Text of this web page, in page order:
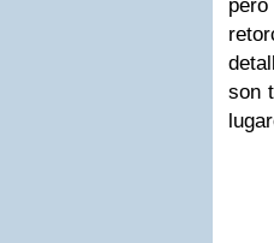
son